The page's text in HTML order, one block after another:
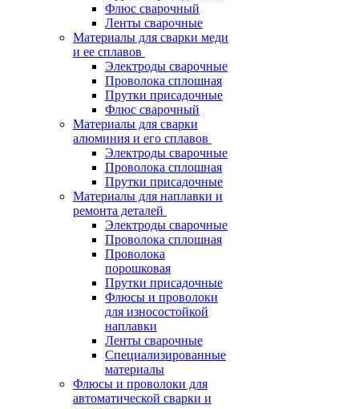
Флюс сварочный
Ленты сварочные
Материалы для сварки меди
и ее сплавов
Электроды сварочные
Проволока сплошная
Прутки присадочные
Флюс сварочный
Материалы для сварки
алюминия и его сплавов
Электроды сварочные
Проволока сплошная
Прутки присадочные
Материалы для наплавки и
ремонта деталей
Электроды сварочные
Проволока сплошная
Проволока
порошковая
Прутки присадочные
Флюсы и проволоки
для износостойкой
наплавки
Ленты сварочные
Специализированные
материалы
Флюсы и проволоки для
автоматической сварки и